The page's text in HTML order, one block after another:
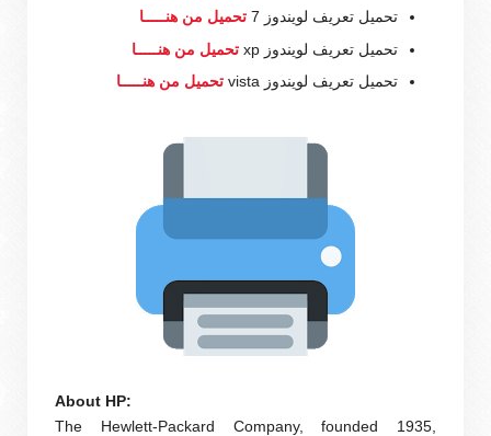
تحميل تعريف لويندوز 7
تحميل من هنـــــا
تحميل تعريف لويندوز xp
تحميل من هنـــــا
تحميل تعريف لويندوز vista
تحميل من هنـــــا
About HP:
The Hewlett-Packard Company, founded 1935,